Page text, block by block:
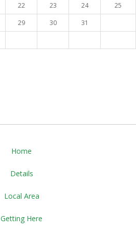
22 23 24
25
29 30 31
Home
Details
Local Area
Getting Here